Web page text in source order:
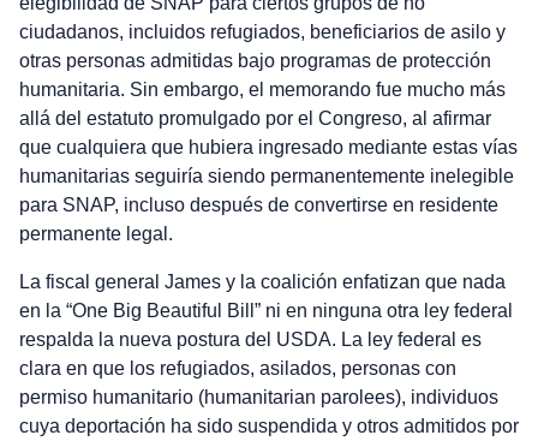
ciudadanos, incluidos refugiados, beneficiarios de asilo y
otras personas admitidas bajo programas de protección
humanitaria. Sin embargo, el memorando fue mucho más
allá del estatuto promulgado por el Congreso, al afirmar
que cualquiera que hubiera ingresado mediante estas vías
humanitarias seguiría siendo permanentemente inelegible
para SNAP, incluso después de convertirse en residente
permanente legal.
La fiscal general James y la coalición enfatizan que nada
en la “One Big Beautiful Bill” ni en ninguna otra ley federal
respalda la nueva postura del USDA. La ley federal es
clara en que los refugiados, asilados, personas con
permiso humanitario (humanitarian parolees), individuos
cuya deportación ha sido suspendida y otros admitidos por